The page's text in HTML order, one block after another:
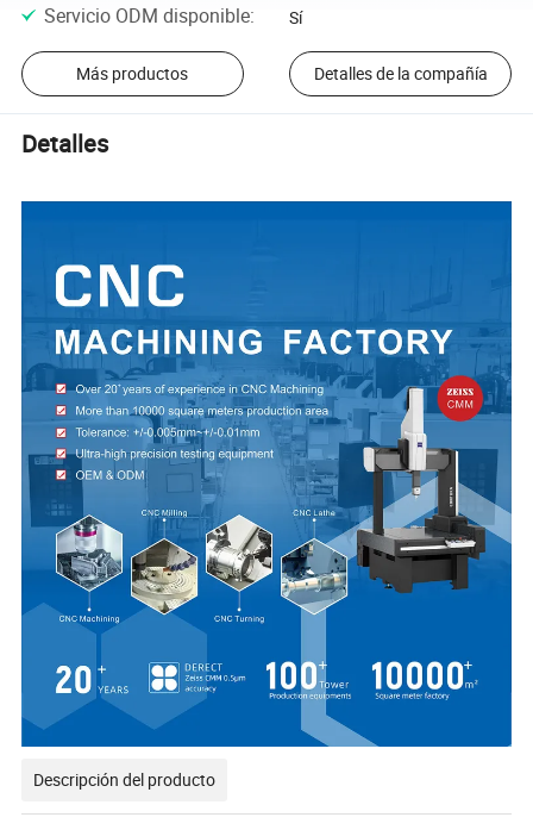
Servicio ODM disponible: Sí
Más productos Detalles de la compañía
Detalles
Descripción del producto